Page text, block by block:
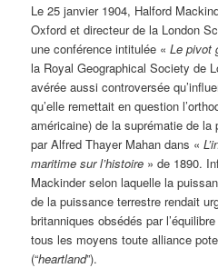
Le 25 janvier 1904, Halford
Oxford et directeur de la London
une conférence intitulée «Le pivot
la Royal Geographical Society de
avérée aussi controversée
qu’elle remettait en question
américaine) de la suprématie de
par Alfred Thayer Mahan dans «
maritime sur l’histoire » de 1890.
Mackinder selon laquelle la
de la puissance terrestre rendait
britanniques obsédés par
tous les moyens toute alliance
(“heartland”).